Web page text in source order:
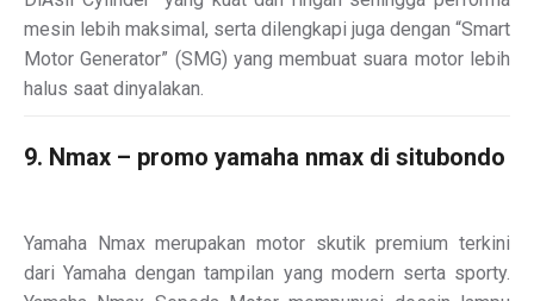
mesin lebih maksimal, serta dilengkapi juga dengan “Smart
Motor Generator” (SMG) yang membuat suara motor lebih
halus saat dinyalakan.
9. Nmax – promo yamaha nmax di situbondo
Yamaha Nmax merupakan motor skutik premium terkini
dari Yamaha dengan tampilan yang modern serta sporty.